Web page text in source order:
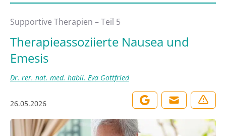
Supportive Therapien – Teil 5
Therapieassoziierte Nausea und
Emesis
Dr. rer. nat. med. habil. Eva Gottfried
26.05.2026